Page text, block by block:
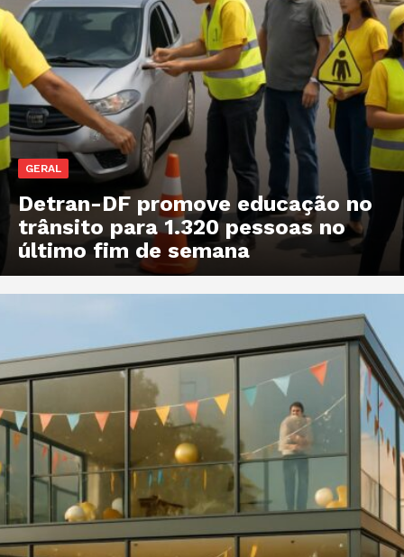
GERAL
Detran-DF promove educação no
trânsito para 1.320 pessoas no
último fim de semana